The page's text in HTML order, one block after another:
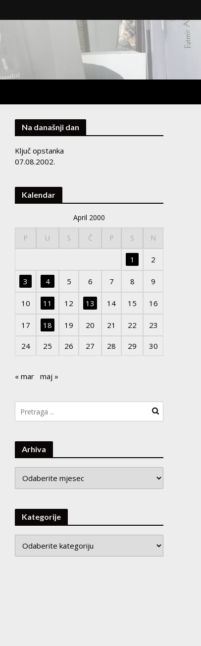
Na današnji dan
Ključ opstanka
07.08.2002.
Kalendar
April 2000
P U S Č P S N
1 2
3 4 5 6 7 8 9
10 11 12 13 14 15 16
17 18 19 20 21 22 23
24 25 26 27 28 29 30
« mar maj »
Arhiva
Kategorije